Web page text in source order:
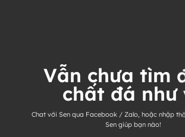
Vẫn chưa tìm
chất đá như
Chat với Sen qua Facebook / Zalo, hoặc nhập
Sen giúp bạn nào!